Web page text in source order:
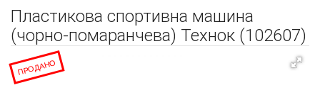
Пластикова спортивна машина
(чорно-помаранчева) Технок (102607)
ПРОДАНО